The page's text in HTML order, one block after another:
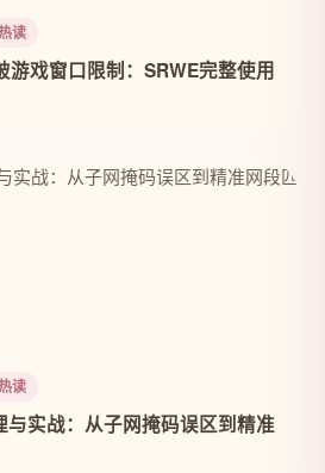
读
游戏窗口限制：SRWE完整使用
读
与实战：从子网掩码误区到精准